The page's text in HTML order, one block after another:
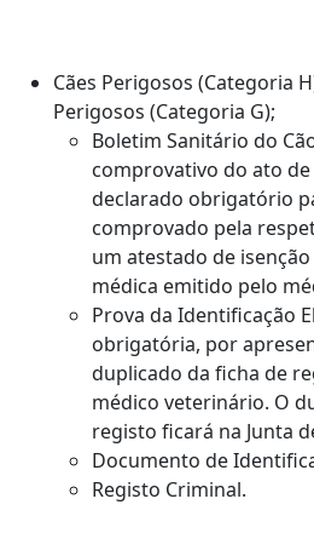
Cães Perigosos (Categoria
Perigosos (Categoria G);
Boletim Sanitário do
comprovativo do ato
declarado obrigatório
comprovado pela
um atestado de
médica emitido pelo
Prova da Identificação
obrigatória, por
duplicado da ficha de
médico veterinário. O
registo ficará na Junta
Documento de
Registo Criminal.